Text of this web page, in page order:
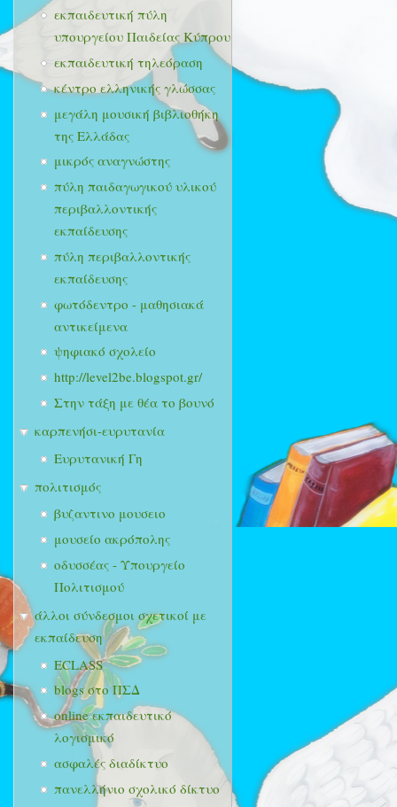
εκπαιδευτική πύλη
υπουργείου Παιδείας Κύπρου
εκπαιδευτική τηλεόραση
κέντρο ελληνικής γλώσσας
μεγάλη μουσική βιβλιοθήκη
της Ελλάδας
μικρός αναγνώστης
πύλη παιδαγωγικού υλικού
περιβαλλοντικής
εκπαίδευσης
πύλη περιβαλλοντικής
εκπαίδευσης
φωτόδεντρο - μαθησιακά
αντικείμενα
ψηφιακό σχολείο
http://level2be.blogspot.gr/
Στην τάξη με θέα το βουνό
καρπενήσι-ευρυτανία
Ευρυτανική Γη
πολιτισμός
βυζαντινο μουσειο
μουσείο ακρόπολης
οδυσσέας - Υπουργείο
Πολιτισμού
άλλοι σύνδεσμοι σχετικοί με
εκπαίδευση
ECLASS
blogs στο ΠΣΔ
online εκπαιδευτικό
λογισμικό
ασφαλές διαδίκτυο
πανελλήνιο σχολικό δίκτυο